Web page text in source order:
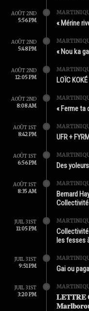
AOÛT 2ND
5:56 PM
« Mérine
AOÛT 2ND
5:48 PM
« Nou ka
AOÛT 2ND
12:05 PM
LOÏC KOKÉ
AOÛT 2ND
8:08 AM
« Ferme ta
AOÛT 1ST
8:42 PM
UFR +
AOÛT 1ST
6:56 PM
Des
AOÛT 1ST
8:35 AM
Bernard
Collectivité
JUIL 31ST
11:05 PM
Collectivité
les fesses
JUIL 31ST
9:51 PM
Gai ou
JUIL 31ST
3:20 PM
𝐋𝐄𝐓𝐓𝐑𝐄